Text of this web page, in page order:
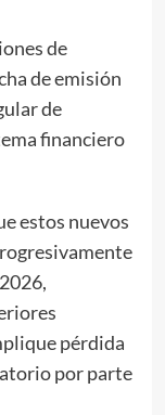
de
de emisión
de
financiero
estos nuevos
pérdida
por parte